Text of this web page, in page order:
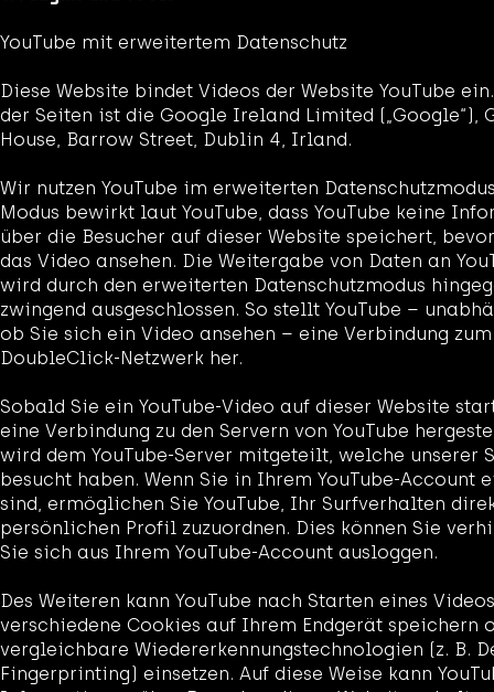
YouTube mit erweitertem Datenschutz
Diese Website bindet Videos der Website YouTube
der Seiten ist die Google Ireland Limited („Google“),
House, Barrow Street, Dublin 4, Irland.
Wir nutzen YouTube im erweiterten
Modus bewirkt laut YouTube, dass YouTube keine
über die Besucher auf dieser Website speichert,
das Video ansehen. Die Weitergabe von Daten an
wird durch den erweiterten Datenschutzmodus
zwingend ausgeschlossen. So stellt YouTube –
ob Sie sich ein Video ansehen – eine Verbindung
DoubleClick-Netzwerk her.
Sobald Sie ein YouTube-Video auf dieser Website
eine Verbindung zu den Servern von YouTube
wird dem YouTube-Server mitgeteilt, welche unserer
besucht haben. Wenn Sie in Ihrem YouTube-Account
sind, ermöglichen Sie YouTube, Ihr Surfverhalten
persönlichen Profil zuzuordnen. Dies können Sie
Sie sich aus Ihrem YouTube-Account ausloggen.
Des Weiteren kann YouTube nach Starten eines Videos
verschiedene Cookies auf Ihrem Endgerät speichern
vergleichbare Wiedererkennungstechnologien (z. B.
Fingerprinting) einsetzen. Auf diese Weise kann